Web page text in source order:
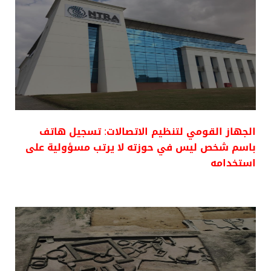
الجهاز القومي لتنظيم الاتصالات: تسجيل هاتف
باسم شخص ليس في حوزته لا يرتب مسؤولية على
استخدامه